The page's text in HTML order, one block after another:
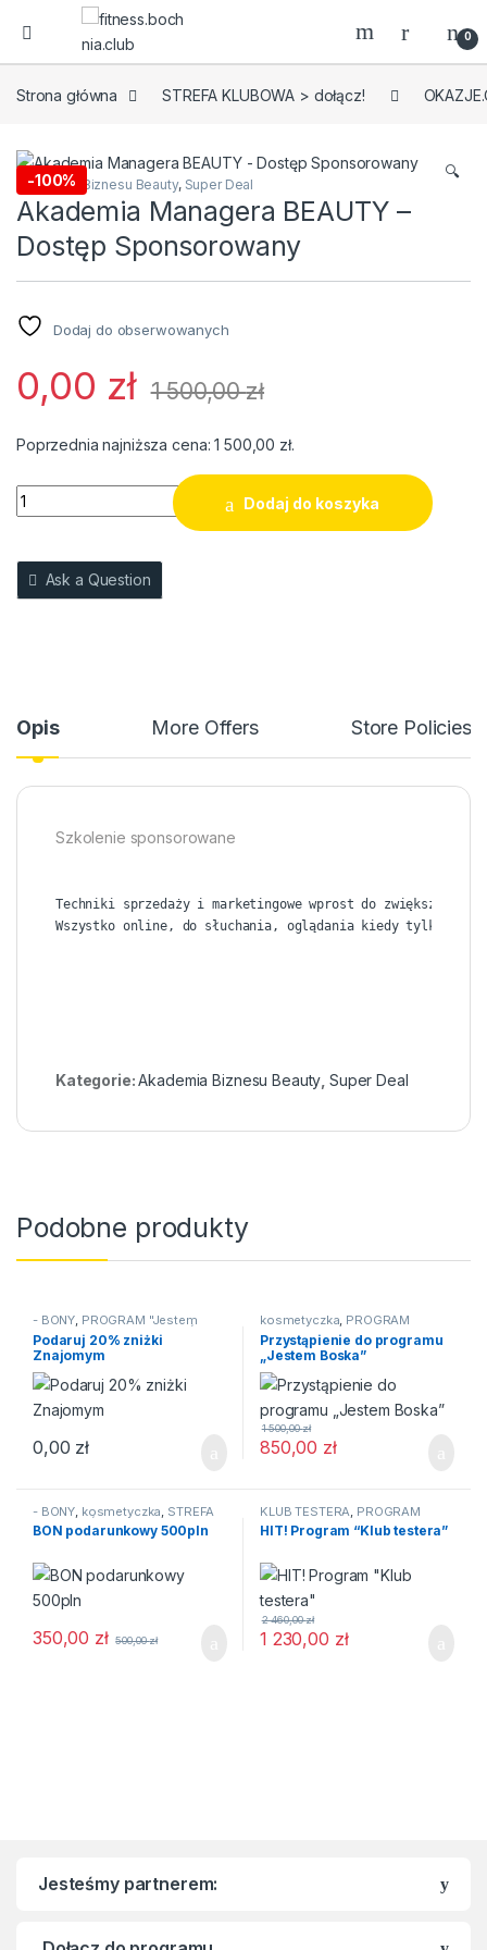
0
Strona główna STREFA KLUBOWA > dołącz!
-100% 🔍
Akademia Biznesu Beauty, Super Deal
Akademia Managera BEAUTY –
Dostęp Sponsorowany
Dodaj do obserwowanych
0,00 zł 1 500,00zł
Poprzednia najniższa cena:1 500,00 zł.
Akademia Managera BEAUTY - Dostęp Sponsorowany
Dodaj do koszyka
Ask a Question
Opis More Offers Store Policies
Szkolenie sponsorowane
Techniki sprzedaży i marketingowe wprost do zwiększenia
Wszystko online, do słuchania, oglądania kiedy tylko masz
Kategorie:Akademia Biznesu Beauty Super Deal
Podobne produkty
- BONY, PROGRAM "Jestem
Boska", STREFA PREZENTÓW
Super Deal
Podaruj 20% zniżki
Znajomym
0,00 zł
kosmetyczka, PROGRAM
"Jestem Boska" ,Super Deal
Przystąpienie do programu
„Jestem Boska”
850,00 zł
1 500,00zł
- BONY kosmetyczka STREFA
PREZENTÓW Super Deal
BON podarunkowy 500pln
350,00 zł 500,00zł
KLUB TESTERA PROGRAM
"Klub Testera" Super Deal ,
Zostań ambasadorem,Zostań
HIT! Program “Klub testera”
1 230,00 zł
2 460,00zł
Jesteśmy partnerem: